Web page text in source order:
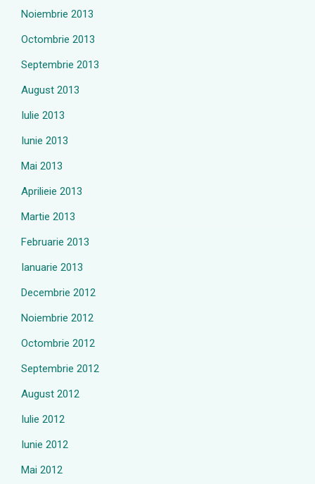
Noiembrie 2013
Octombrie 2013
Septembrie 2013
August 2013
Iulie 2013
Iunie 2013
Mai 2013
Aprilieie 2013
Martie 2013
Februarie 2013
Ianuarie 2013
Decembrie 2012
Noiembrie 2012
Octombrie 2012
Septembrie 2012
August 2012
Iulie 2012
Iunie 2012
Mai 2012